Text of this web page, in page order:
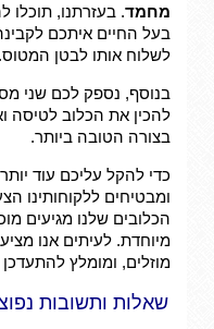
מחמד. בעזרתנו, תוכלו
בעל החיים איתכם
לשלוח אותו לבטן המטוס.
בנוסף, נספק לכם שני
להכין את הכלוב לטיסה
בצורה הטובה ביותר.
כדי להקל עליכם עוד
ומבטיחים ללקוחותינו
הכלובים שלנו מגיעים
מיוחדת. לעיתים אנו
מוזלים, ומומלץ
שאלות ותשובות